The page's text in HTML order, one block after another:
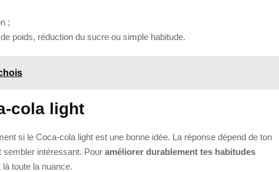
;
poids, réduction du sucre ou simple habitude.
cola light
si le Coca-cola light est une bonne idée. La réponse dépend de ton
sembler intéressant. Pour améliorer durablement tes habitudes
là toute la nuance.